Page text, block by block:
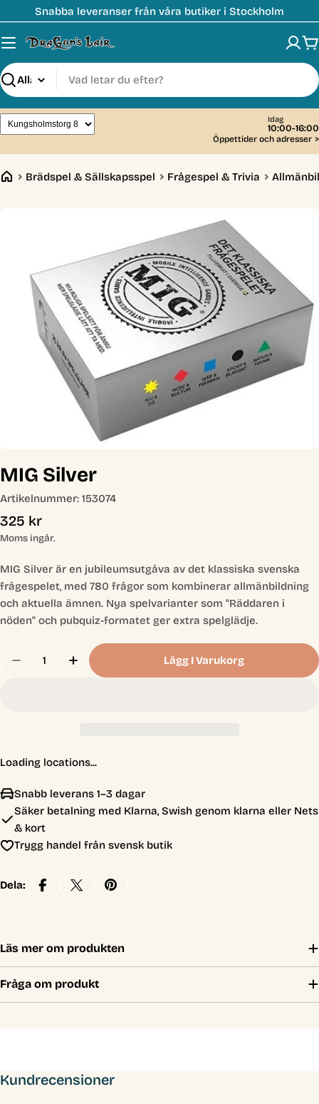
till
innehåll
Snabba leveranser från våra butiker i Stockholm
Sök
Idag
10:00-16:00
Öppettider och adresser >
Brädspel & Sällskapsspel Frågespel & Trivia
media 0 i modal
MIG Silver
Artikelnummer: 153074
Ordinarie
pris
325 kr
Moms ingår.
MIG Silver är en jubileumsutgåva av det klassiska svenska
frågespelet, med 780 frågor som kombinerar allmänbildning
och aktuella ämnen. Nya spelvarianter som "Räddaren i
nöden" och pubquiz-formatet ger extra spelglädje.
Minska Antal För MIG Silver
Öka Antal För MIG Silver
Lägg I Varukorg
Loading locations...
Snabb leverans 1–3 dagar
Säker betalning med Klarna, Swish genom klarna eller Nets
& kort
Trygg handel från svensk butik
Dela:
Läs mer om produkten
Fråga om produkt
Kundrecensioner